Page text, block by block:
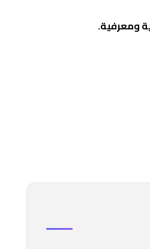
ومعرفية.